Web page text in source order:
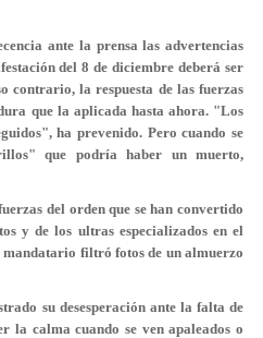
ante la prensa las advertencias
del 8 de diciembre deberá ser
contrario, la respuesta de las fuerzas
que la aplicada hasta ahora. "Los
ha prevenido. Pero cuando se
que podría haber un muerto,
del orden que se han convertido
y de los ultras especializados en el
filtró fotos de un almuerzo
su desesperación ante la falta de
la calma cuando se ven apaleados o